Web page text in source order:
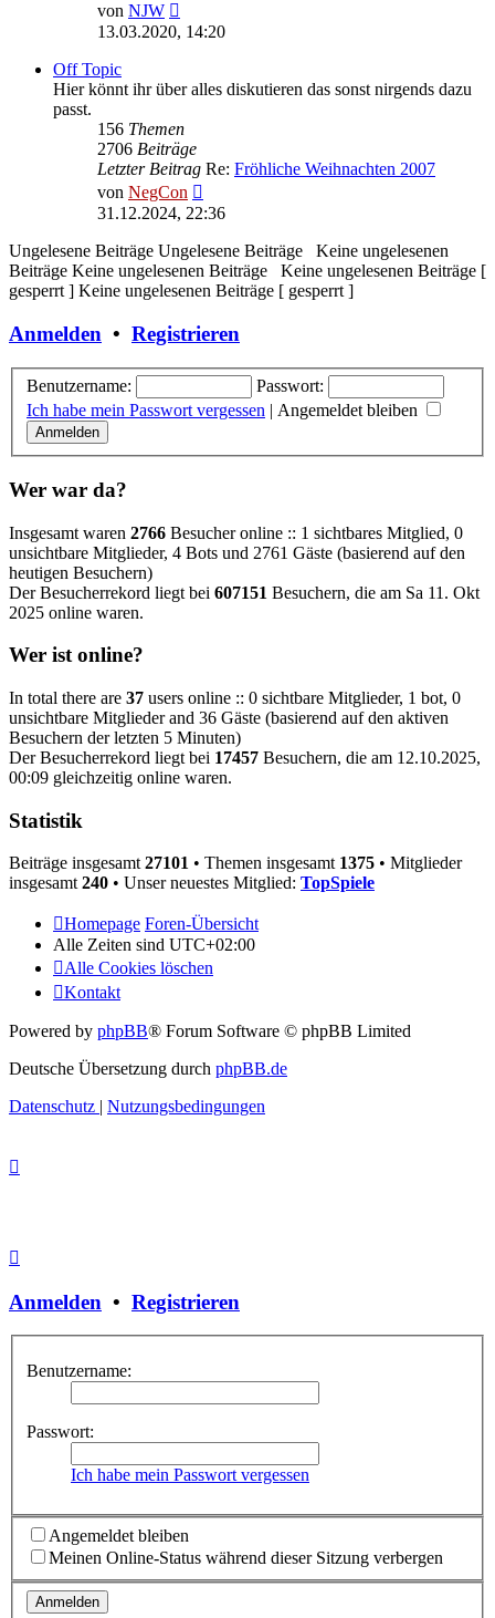
von NJW
Beitrag
13.03.2020, 14:20
Off Topic
Hier könnt ihr über alles diskutieren das sonst nirgends dazu
passt.
156 Themen
2706 Beiträge
Letzter Beitrag Re: Fröhliche Weihnachten 2007
von NegCon
Beitrag
31.12.2024, 22:36
Ungelesene Beiträge Ungelesene Beiträge Keine ungelesenen
Beiträge Keine ungelesenen Beiträge Keine ungelesenen Beiträge [
gesperrt ] Keine ungelesenen Beiträge [ gesperrt ]
Anmelden • Registrieren
Benutzername:
Passwort:
Ich habe mein Passwort vergessen | Angemeldet bleiben
Wer war da?
Insgesamt waren 2766 Besucher online :: 1 sichtbares Mitglied, 0
unsichtbare Mitglieder, 4 Bots und 2761 Gäste (basierend auf den
heutigen Besuchern)
Der Besucherrekord liegt bei 607151 Besuchern, die am Sa 11. Okt
2025 online waren.
Wer ist online?
In total there are 37 users online :: 0 sichtbare Mitglieder, 1 bot, 0
unsichtbare Mitglieder and 36 Gäste (basierend auf den aktiven
Besuchern der letzten 5 Minuten)
Der Besucherrekord liegt bei 17457 Besuchern, die am 12.10.2025,
00:09 gleichzeitig online waren.
Statistik
Beiträge insgesamt27101 • Themen insgesamt 1375 • Mitglieder
insgesamt240 • Unser neuestes Mitglied: TopSpiele
Homepage Foren-Übersicht
Alle Zeiten sind UTC+02:00
Alle Cookies löschen
Kontakt
Powered by phpBB® Forum Software © phpBB Limited
Deutsche Übersetzung durch phpBB.de
Datenschutz | Nutzungsbedingungen
Anmelden • Registrieren
Benutzername:
Passwort:
Ich habe mein Passwort vergessen
Angemeldet bleiben
Meinen Online-Status während dieser Sitzung verbergen